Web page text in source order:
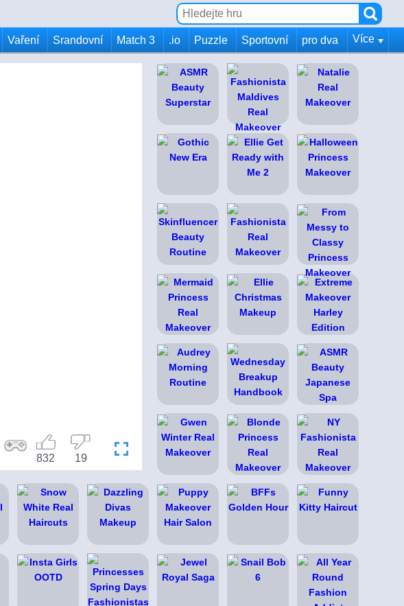
Vaření Srandovní Match 3 .io Puzzle Sportovní pro dva Více
19
832